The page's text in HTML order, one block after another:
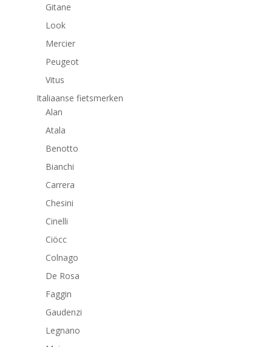
Gitane
Look
Mercier
Peugeot
Vitus
Italiaanse fietsmerken
Alan
Atala
Benotto
Bianchi
Carrera
Chesini
Cinelli
Ciöcc
Colnago
De Rosa
Faggin
Gaudenzi
Legnano